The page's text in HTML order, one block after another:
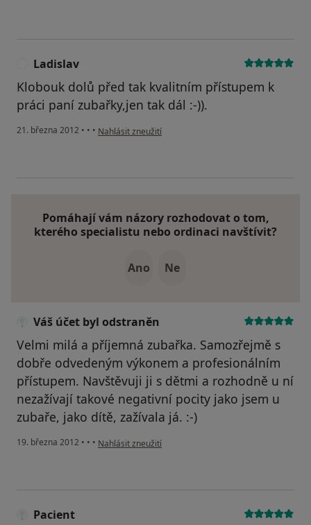
Ladislav
Klobouk dolů před tak kvalitním přístupem k
práci paní zubařky,jen tak dál :-)).
21. března 2012 • • • podle názoru uživatele Ladislav
Nahlásit zneužití
Pomáhají vám názory rozhodovat o tom,
kterého specialistu nebo ordinaci navštívit?
Ano Ne
Váš účet byl odstraněn
Velmi milá a příjemná zubařka. Samozřejmě s
dobře odvedeným výkonem a profesionálním
přístupem. Navštěvuji ji s dětmi a rozhodně u ní
nezažívají takové negativní pocity jako jsem u
zubaře, jako dítě, zažívala já. :-)
19. března 2012 • • • podle názoru uživatele Váš účet byl odstraněn
Nahlásit zneužití
Pacient